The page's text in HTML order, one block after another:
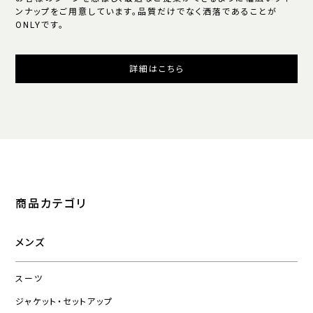
ンナップをご用意しています。品質だけでなく洒落であることが
ONLYです。
詳細はこちら
商品カテゴリ
メンズ
スーツ
ジャケット・セットアップ